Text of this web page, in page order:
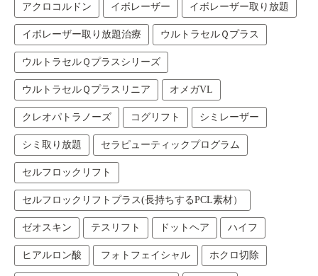
アクロコルドン イボレーザー イボレーザー取り放題
イボレーザー取り放題治療 ウルトラセルＱプラス
ウルトラセルＱプラスシリーズ
ウルトラセルＱプラスリニア オメガVL
クレオパトラノーズ コグリフト シミレーザー
シミ取り放題 セラピューティックプログラム
セルフロックリフト
セルフロックリフトプラス(長持ちするPCL素材）
ゼオスキン テスリフト ドットヘア ハイフ
ヒアルロン酸 フォトフェイシャル ホクロ切除